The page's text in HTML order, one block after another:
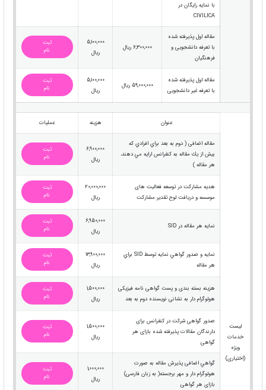
با نمايه رايگان در
CIVILICA
مقاله اول پذیرفته شده
با تعرفه دانشجویی و
فرهنگيان
6,300,000 ریال
5,100,000
ریال
ثبت
نام
مقاله اول پذیرفته شده
با تعرفه غیر دانشجویی
59,000,000 ریال
5,100,000
ریال
ثبت
نام
لیست
خدمات
ویژه
(اختیاری)
عنوان هزینه عملیات
مقاله اضافی ( دوم به بعد براي افرادي كه
بيش از يك مقاله به كنفرانس ارايه مي دهند،
هر مقاله )
6,900,000
ریال
ثبت
نام
هدیه مشارکت در توسعه فعالیت های
موسسه و دریافت لوح تقدیر مشارکت
20,000,000
ریال
ثبت
نام
نمایه هر مقاله در SID
6,950,000
ریال
ثبت
نام
نمايه و صدور گواهي نمايه توسط SID براي
هر مقاله
13,900,000
ریال
ثبت
نام
هزینه بسته بندی و پست گواهی نامه فیزیکی
هولوگرام دار به نشانی نویسنده دوم به بعد
1,500,000
ریال
ثبت
نام
صدور گواهی شرکت در کنفرانس برای
دارندگان مقالات پذیرفته شده بازای هر
گواهی
1,500,000
ریال
ثبت
نام
گواهي اضافی پذیرش مقاله به صورت
هولوگرام دار و مهر برجسته( به زبان فارسی)
بازای هر گواهی
1,000,000
ریال
ثبت
نام